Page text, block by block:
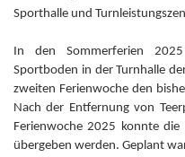
Sporthalle und
In den Sommerferien
Sportboden in der Turnhalle
zweiten Ferienwoche den
Nach der Entfernung von
Ferienwoche 2025 konnte
übergeben werden. Geplant